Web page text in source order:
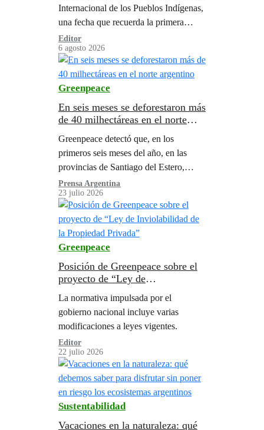
Internacional de los Pueblos Indígenas,
una fecha que recuerda la primera
reunión de trabajo de la ONU sobre
esta población, celebrada en Ginebra
en 1982.
Editor
6 agosto 2026
Greenpeace
En seis meses se deforestaron más
de 40 milhectáreas en el norte
Greenpeace detectó que, en los
primeros seis meses del año, en las
provincias de Santiago del Estero,
Salta, Formosa y Chaco se
desmontaron 40.862 hectáreas
Prensa Argentina
23 julio 2026
Greenpeace
Posición de Greenpeace sobre el
proyecto de “Ley de
Privada”
La normativa impulsada por el
gobierno nacional incluye varias
modificaciones a leyes vigentes.
Editor
22 julio 2026
Sustentabilidad
Vacaciones en la naturaleza: qué